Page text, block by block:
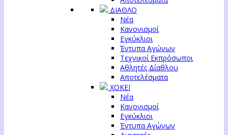
ΔΙΑΘΛΟ
Νέα
Κανονισμοί
Εγκύκλιοι
Έντυπα Αγώνων
Τεχνικοί Εκπρόσωποι
Αθλητές Δίαθλου
Αποτελέσματα
ΧΟΚΕΪ
Νέα
Κανονισμοί
Εγκύκλιοι
Έντυπα Αγώνων